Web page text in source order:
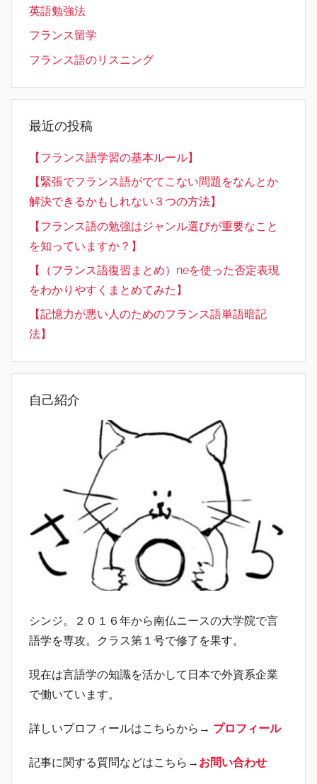
英語勉強法
フランス留学
フランス語のリスニング
最近の投稿
【フランス語学習の基本ルール】
【緊張でフランス語がでてこない問題をなんとか
解決できるかもしれない３つの方法】
【フランス語の勉強はジャンル選びが重要なこと
を知っていますか？】
【（フランス語復習まとめ）neを使った否定表現
をわかりやすくまとめてみた】
【記憶力が悪い人のためのフランス語単語暗記
法】
自己紹介
シンジ。２０１６年から南仏ニースの大学院で言
語学を専攻。クラス第１号で修了を果す。
現在は言語学の知識を活かして日本で外資系企業
で働いています。
詳しいプロフィールはこちらから→ プロフィール
記事に関する質問などはこちら→ お問い合わせ